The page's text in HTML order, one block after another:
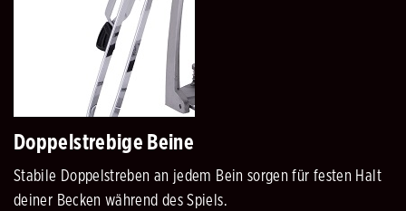
Doppelstrebige Beine
Stabile Doppelstreben an jedem Bein sorgen für festen Halt
deiner Becken während des Spiels.